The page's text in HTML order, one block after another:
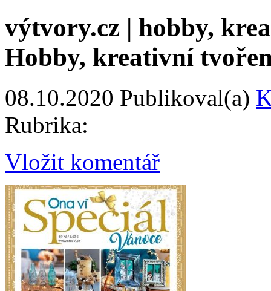
výtvory.cz | hobby,
Hobby, kreativní
08.10.2020 Publikoval(a)
Rubrika:
Vložit komentář